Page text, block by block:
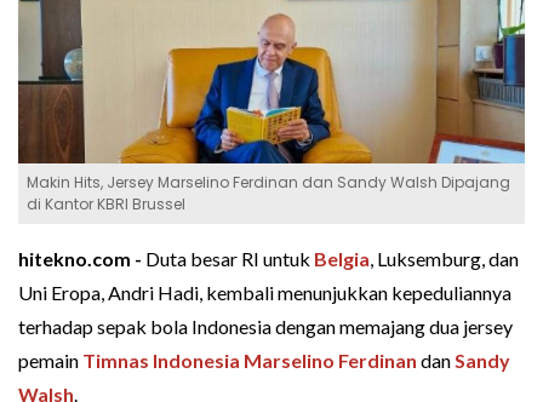
Makin Hits, Jersey Marselino Ferdinan dan Sandy Walsh Dipajang
di Kantor KBRI Brussel
hitekno.com - Duta besar RI untuk Belgia, Luksemburg, dan
Uni Eropa, Andri Hadi, kembali menunjukkan kepeduliannya
terhadap sepak bola Indonesia dengan memajang dua jersey
pemain Timnas Indonesia Marselino Ferdinan danSandy
Walsh.